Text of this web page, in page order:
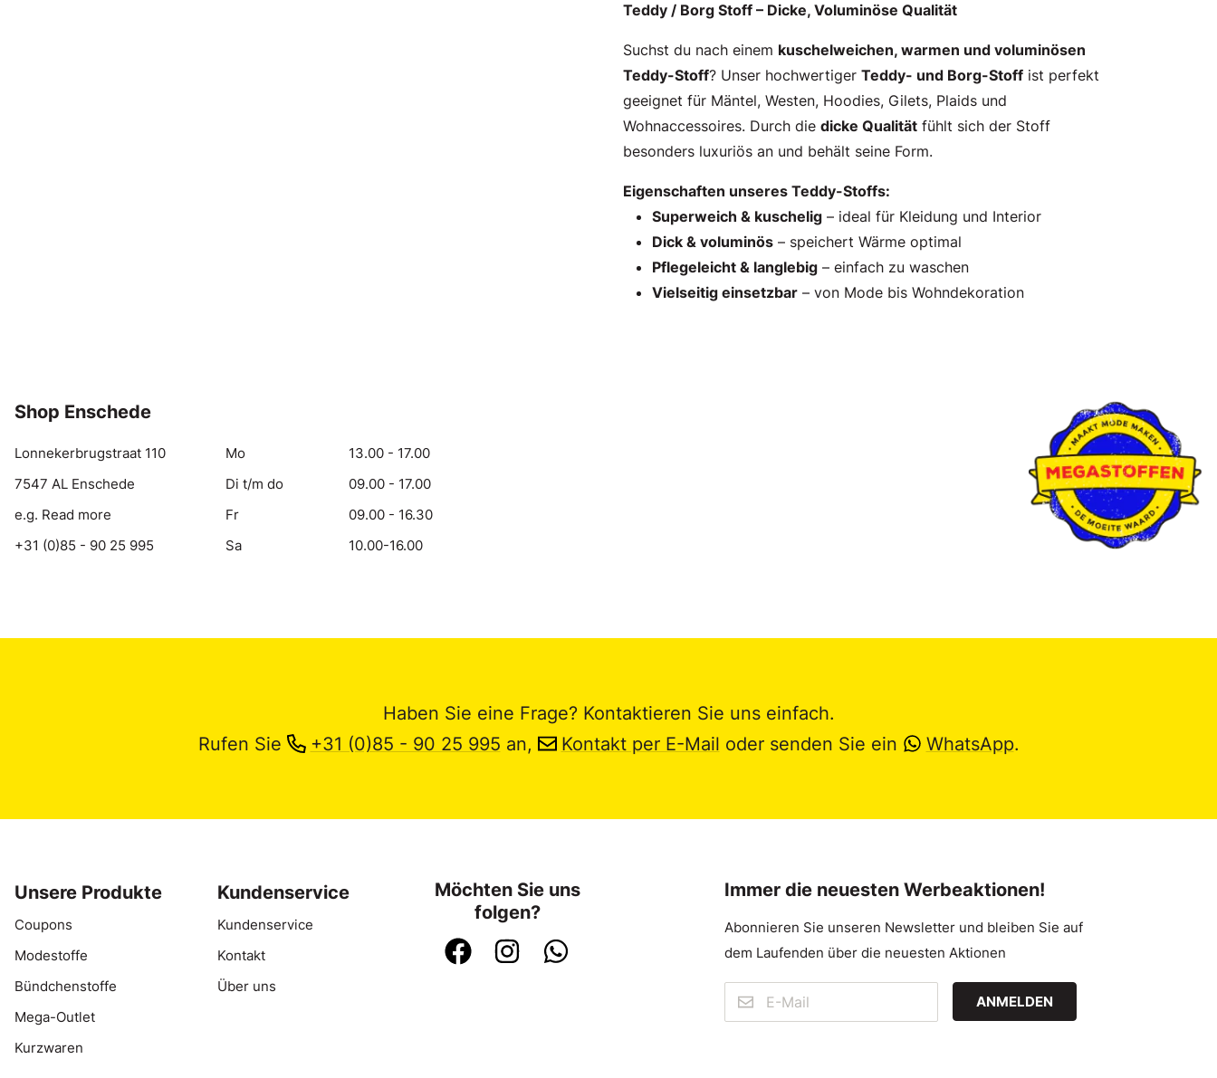
Teddy / Borg Stoff – Dicke, Voluminöse Qualität
Suchst du nach einem kuschelweichen, warmen und voluminösen
Teddy-Stoff? Unser hochwertiger Teddy- und Borg-Stoff ist perfekt
geeignet für Mäntel, Westen, Hoodies, Gilets, Plaids und
Wohnaccessoires. Durch die dicke Qualität fühlt sich der Stoff
besonders luxuriös an und behält seine Form.
Eigenschaften unseres Teddy-Stoffs:
Superweich & kuschelig – ideal für Kleidung und Interior
Dick & voluminös – speichert Wärme optimal
Pflegeleicht & langlebig – einfach zu waschen
Vielseitig einsetzbar – von Mode bis Wohndekoration
Shop Enschede
Lonnekerbrugstraat 110
7547 AL Enschede
e.g. Read more
+31 (0)85 - 90 25 995
Mo
13.00 - 17.00
Di t/m do
09.00 - 17.00
Fr
09.00 - 16.30
Sa
10.00-16.00
Haben Sie eine Frage? Kontaktieren Sie uns einfach.
Rufen Sie
+31 (0)85 - 90 25 995 an, Kontakt per E-Mail oder senden Sie ein WhatsApp.
Unsere Produkte
Coupons
Modestoffe
Bündchenstoffe
Mega-Outlet
Kurzwaren
Kundenservice
Kundenservice
Kontakt
Über uns
Möchten Sie uns
folgen?
Immer die neuesten Werbeaktionen!
Abonnieren Sie unseren Newsletter und bleiben Sie auf
dem Laufenden über die neuesten Aktionen
ANMELDEN